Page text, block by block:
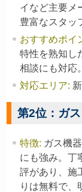
イなど主要メ
豊富なスタッ
おすすめポイ
特性を熟知し
相談にも対応。
対応エリア:
第2位：ガ
特徴: ガス機
にも強み。丁
評があり、施
りは無料で、